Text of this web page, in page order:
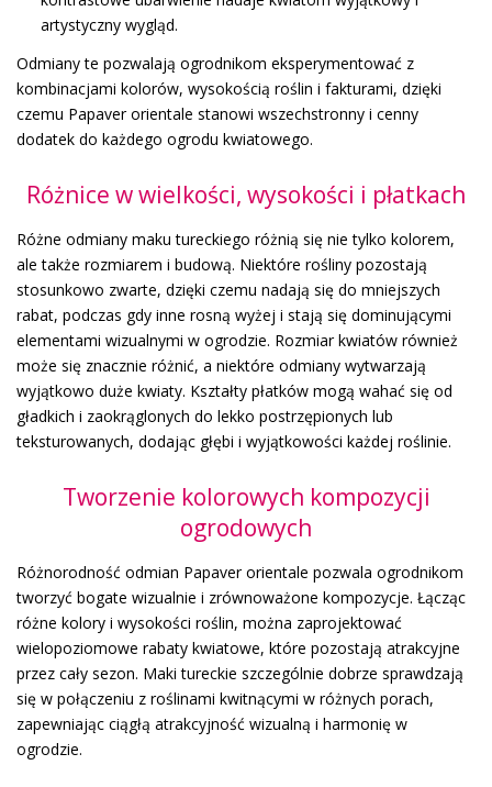
artystyczny wygląd.
Odmiany te pozwalają ogrodnikom eksperymentować z
kombinacjami kolorów, wysokością roślin i fakturami, dzięki
czemu Papaver orientale stanowi wszechstronny i cenny
dodatek do każdego ogrodu kwiatowego.
Różnice w wielkości, wysokości i płatkach
Różne odmiany maku tureckiego różnią się nie tylko kolorem,
ale także rozmiarem i budową. Niektóre rośliny pozostają
stosunkowo zwarte, dzięki czemu nadają się do mniejszych
rabat, podczas gdy inne rosną wyżej i stają się dominującymi
elementami wizualnymi w ogrodzie. Rozmiar kwiatów również
może się znacznie różnić, a niektóre odmiany wytwarzają
wyjątkowo duże kwiaty. Kształty płatków mogą wahać się od
gładkich i zaokrąglonych do lekko postrzępionych lub
teksturowanych, dodając głębi i wyjątkowości każdej roślinie.
Tworzenie kolorowych kompozycji
ogrodowych
Różnorodność odmian Papaver orientale pozwala ogrodnikom
tworzyć bogate wizualnie i zrównoważone kompozycje. Łącząc
różne kolory i wysokości roślin, można zaprojektować
wielopoziomowe rabaty kwiatowe, które pozostają atrakcyjne
przez cały sezon. Maki tureckie szczególnie dobrze sprawdzają
się w połączeniu z roślinami kwitnącymi w różnych porach,
zapewniając ciągłą atrakcyjność wizualną i harmonię w
ogrodzie.